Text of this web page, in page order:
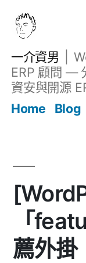
一介資男
ERP 顧問 —
資安與開源
Home
Blog
「
薦外掛
文章